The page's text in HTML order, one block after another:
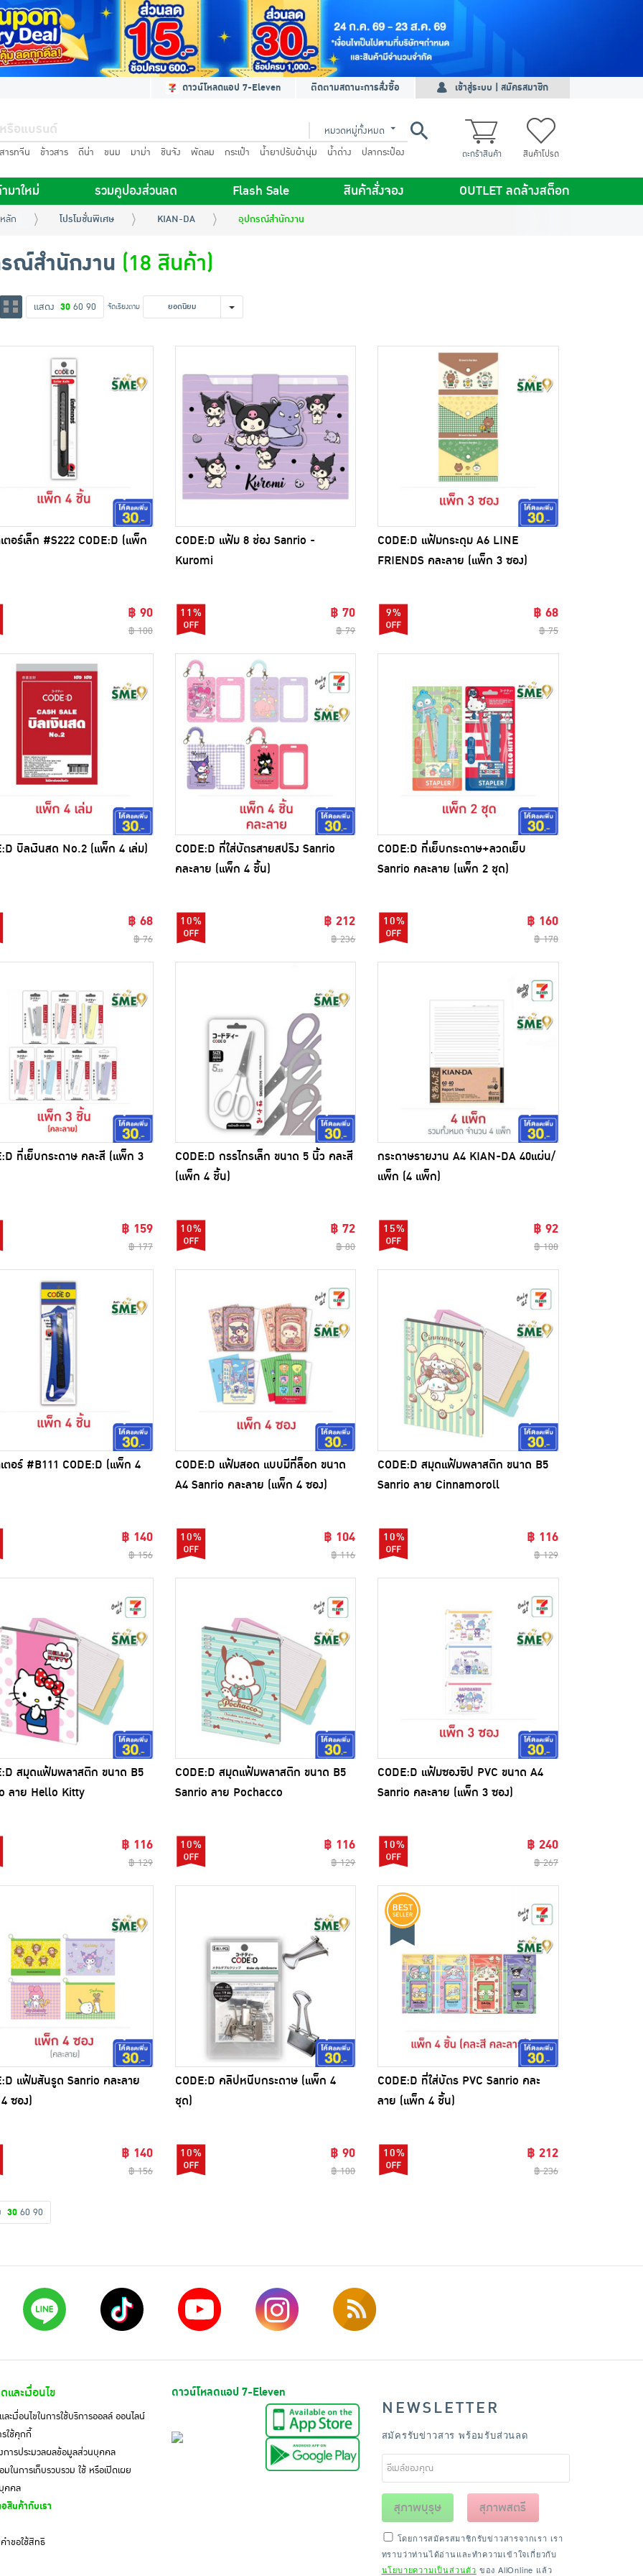
ดาวน์โหลดแอป 7-Eleven ติดตามสถานะการสั่งซื้อ เข้าสู่ระบบ | สมัครสมาชิก
หมวดหมู่ทั้งหมด
ารทจีน ข้าวสาร ดีน่า ขนม มาม่า ชินจัง พัดลม กระเป๋า น้ำยาปรับผ้านุ่ม น้ำด่าง ปลากระป๋อง ตะกร้าสินค้า สินค้าโปรด
มาใหม่ รวมคูปองส่วนลด Flash Sale สินค้าสั่งจอง OUTLET ลดล้างสต็อก
ลัก โปรโมชั่นพิเศษ KIAN-DA อุปกรณ์สำนักงาน
ณ์สำนักงาน (18 สินค้า)
แสดง 30 60 90 จัดเรียงตาม ยอดนิยม
อร์เล็ก #S222 CODE:D (แพ็ก
฿ 90
฿ 100
CODE:D แฟ้ม 8 ช่อง Sanrio -
Kuromi
11% ฿ 70
฿ 79
CODE:D แฟ้มกระดุม A6 LINE
FRIENDS คละลาย (แพ็ก 3 ซอง)
9% ฿ 68
฿ 75
บิลเงินสด No.2 (แพ็ก 4 เล่ม)
฿ 68
฿ 76
CODE:D ที่ใส่บัตรสายสปริง Sanrio
คละลาย (แพ็ก 4 ชิ้น)
10% ฿ 212
฿ 236
CODE:D ที่เย็บกระดาษ+ลวดเย็บ
Sanrio คละลาย (แพ็ก 2 ชุด)
10% ฿ 160
฿ 178
ที่เย็บกระดาษ คละสี (แพ็ก 3
฿ 159
฿ 177
CODE:D กรรไกรเล็ก ขนาด 5 นิ้ว คละสี
(แพ็ก 4 ชิ้น)
10% ฿ 72
฿ 80
กระดาษรายงาน A4 KIAN-DA 40แผ่น/
แพ็ก (4 แพ็ก)
15% ฿ 92
฿ 108
ตอร์ #B111 CODE:D (แพ็ก 4
฿ 140
฿ 156
CODE:D แฟ้มสอด แบบมีที่ล็อก ขนาด
A4 Sanrio คละลาย (แพ็ก 4 ซอง)
10% ฿ 104
฿ 116
CODE:D สมุดแฟ้มพลาสติก ขนาด B5
Sanrio ลาย Cinnamoroll
10% ฿ 116
฿ 129
สมุดแฟ้มพลาสติก ขนาด B5
ลาย Hello Kitty
฿ 116
฿ 129
CODE:D สมุดแฟ้มพลาสติก ขนาด B5
Sanrio ลาย Pochacco
10% ฿ 116
฿ 129
CODE:D แฟ้มซองซิป PVC ขนาด A4
Sanrio คละลาย (แพ็ก 3 ซอง)
10% ฿ 240
฿ 267
แฟ้มสันรูด Sanrio คละลาย
ซอง)
฿ 140
฿ 156
CODE:D คลิปหนีบกระดาษ (แพ็ก 4
ชุด)
10% ฿ 90
฿ 100
ขออภัยสินค้าหมด
CODE:D ที่ใส่บัตร PVC Sanrio คละ
ลาย (แพ็ก 4 ชิ้น)
10% ฿ 212
฿ 236
30 60 90
ละเงื่อนไข
ะเงื่อนไขในการใช้บริการออลล์ ออนไลน์
ใช้คุกกี้
การประมวลผลข้อมูลส่วนบุคคล
ในการเก็บรวบรวม ใช้ หรือเปิดเผย
คคล
สินค้ากับเรา
ำขอใช้สิทธิ
ดาวน์โหลดแอป 7-Eleven
NEWSLETTER
สมัครรับข่าวสาร พร้อมรับส่วนลด
สุภาพบุรุษ สุภาพสตรี
โดยการสมัครสมาชิกรับข่าวสารจากเรา เรา
ทราบว่าท่านได้อ่านและทำความเข้าใจเกี่ยวกับ
นโยบายความเป็นส่วนตัว ของ AllOnline แล้ว